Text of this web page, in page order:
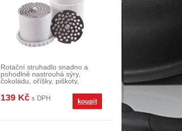
Rotační struhadlo snadno a
pohodlně nastrouhá sýry,
čokoládu, oříšky, piškoty,
139 Kč s DPH koupit